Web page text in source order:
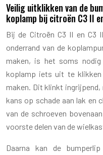
Veilig uitklikken van de
koplamp bij citroën C3 II
Bij de Citroën C3 II en C3
onderrand van de
maken, is het soms
koplamp iets uit te
maken. Dit klinkt
kans op schade aan lak en
van de schroeven
voorste delen van de
Daarna kan de